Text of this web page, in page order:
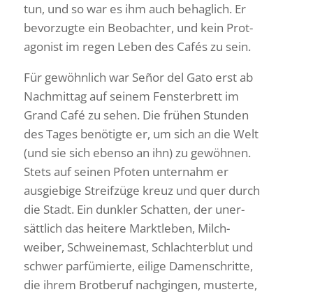
tun, und so war es ihm auch behag­lich. Er
bevor­zugte ein Beob­achter, und kein Prot­
ago­nist im regen Leben des Cafés zu sein.
Für gewöhn­lich war Señor del Gato erst ab
Nach­mittag auf seinem Fens­ter­brett im
Grand Café zu sehen. Die frühen Stunden
des Tages benö­tigte er, um sich an die Welt
(und sie sich ebenso an ihn) zu gewöhnen.
Stets auf seinen Pfoten unter­nahm er
ausgie­bige Streif­züge kreuz und quer durch
die Stadt. Ein dunkler Schatten, der uner­
sätt­lich das heitere Markt­leben, Milch­
weiber, Schwei­ne­mast, Schlach­ter­blut und
schwer parfü­mierte, eilige Damen­schritte,
die ihrem Brot­beruf nach­gingen, musterte,